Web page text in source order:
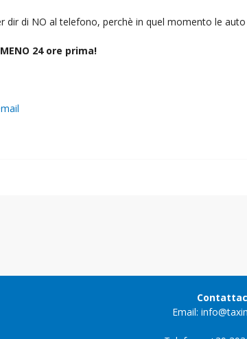
dir di NO al telefono, perchè in quel momento le
24 ore prima!
Email: